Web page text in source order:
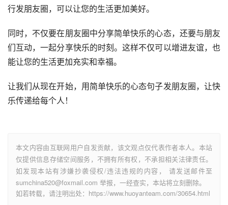
行发朋友圈，可以让您的生活更加美好。
同时，不仅要在朋友圈中分享简单快乐的心态，还要与朋友
们互动，一起分享快乐的时刻。这样不仅可以增进友谊，也
能让您的生活更加充实和幸福。
让我们从现在开始，用简单快乐的心态句子发朋友圈，让快
乐传递给每个人！
本文内容由互联网用户自发贡献，该文观点仅代表作者本人。本站
仅提供信息存储空间服务，不拥有所有权，不承担相关法律责任。
如发现本站有涉嫌抄袭侵权/违法违规的内容， 请发送邮件至
sumchina520@foxmail.com 举报，一经查实，本站将立刻删除。
如若转载，请注明出处：https://www.huoyanteam.com/30654.html